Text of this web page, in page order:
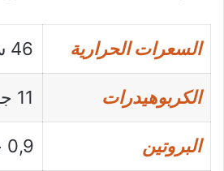
السعرات الحرارية 46 سعرة حرارية
الكربوهيدرات 11 جرام
البروتين 0,9 جرام